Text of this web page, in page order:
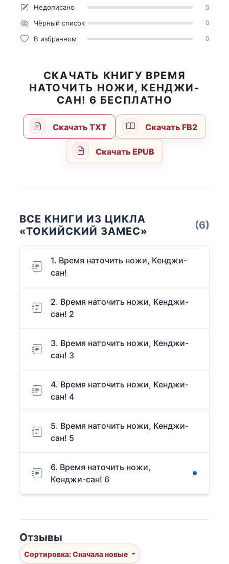
Недописано 0
Чёрный список 0
В избранном 0
СКАЧАТЬ КНИГУ ВРЕМЯ
НАТОЧИТЬ НОЖИ, КЕНДЖИ-
САН! 6 БЕСПЛАТНО
Скачать TXT Скачать FB2
Скачать EPUB
ВСЕ КНИГИ ИЗ ЦИКЛА
«ТОКИЙСКИЙ ЗАМЕС»
(6)
1. Время наточить ножи, Кенджи-
сан!
2. Время наточить ножи, Кенджи-
сан! 2
3. Время наточить ножи, Кенджи-
сан! 3
4. Время наточить ножи, Кенджи-
сан! 4
5. Время наточить ножи, Кенджи-
сан! 5
6. Время наточить ножи,
Кенджи-сан! 6
Отзывы
Сортировка: Сначала новые